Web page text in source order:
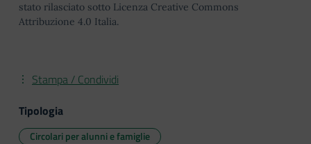
stato rilasciato sotto Licenza Creative Commons
Attribuzione 4.0 Italia.
Stampa / Condividi
Tipologia
Circolari per alunni e famiglie